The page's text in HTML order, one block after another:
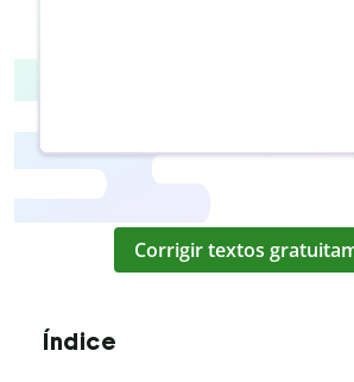
Corrigir textos
Índice